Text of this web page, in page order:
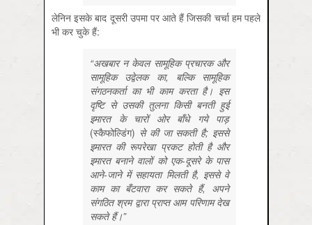
लेनिन इसके बाद दूसरी उपमा पर आते हैं जिसकी चर्चा हम पहले
भी कर चुके हैं:
“अखबार न केवल सामूहिक प्रचारक और
सामूहिक उद्वेलक का, बल्कि सामूहिक
संगठनकर्ता का भी काम करता है। इस
दृष्टि से उसकी तुलना किसी बनती हुई
इमारत के चारों ओर बाँधे गये पाड़
(स्कैफोल्डिंग) से की जा सकती है; इससे
इमारत की रूपरेखा प्रकट होती है और
इमारत बनाने वालों को एक-दूसरे के पास
आने-जाने में सहायता मिलती है, इससे वे
काम का बँटवारा कर सकते हैं, अपने
संगठित श्रम द्वारा प्राप्त आम परिणाम देख
सकते हैं।”